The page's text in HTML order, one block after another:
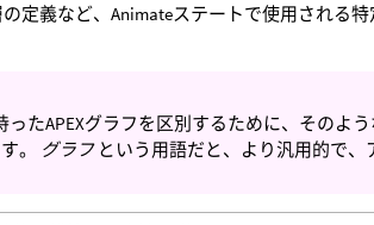
定義など、Animateステートで使用される特
たAPEXグラフを区別するために、そのよう
。 グラフという用語だと、より汎用的で、